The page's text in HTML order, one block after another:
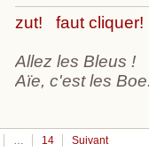
zut! faut cliquer!
Allez les Bleus !
Aïe, c'est les
14 Suivant